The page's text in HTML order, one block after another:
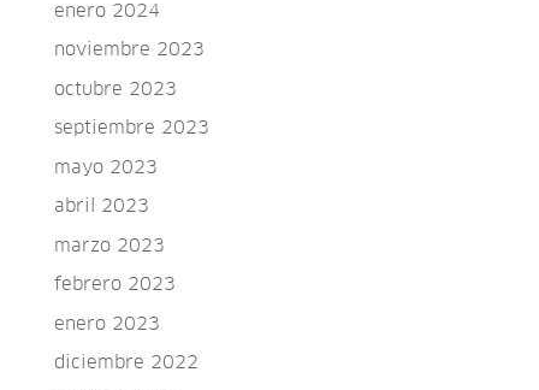
enero 2024
noviembre 2023
octubre 2023
septiembre 2023
mayo 2023
abril 2023
marzo 2023
febrero 2023
enero 2023
diciembre 2022